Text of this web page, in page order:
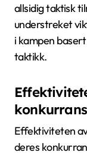
allsidig taktisk
understreket
i kampen
taktikk.
Effektiviteten
deres